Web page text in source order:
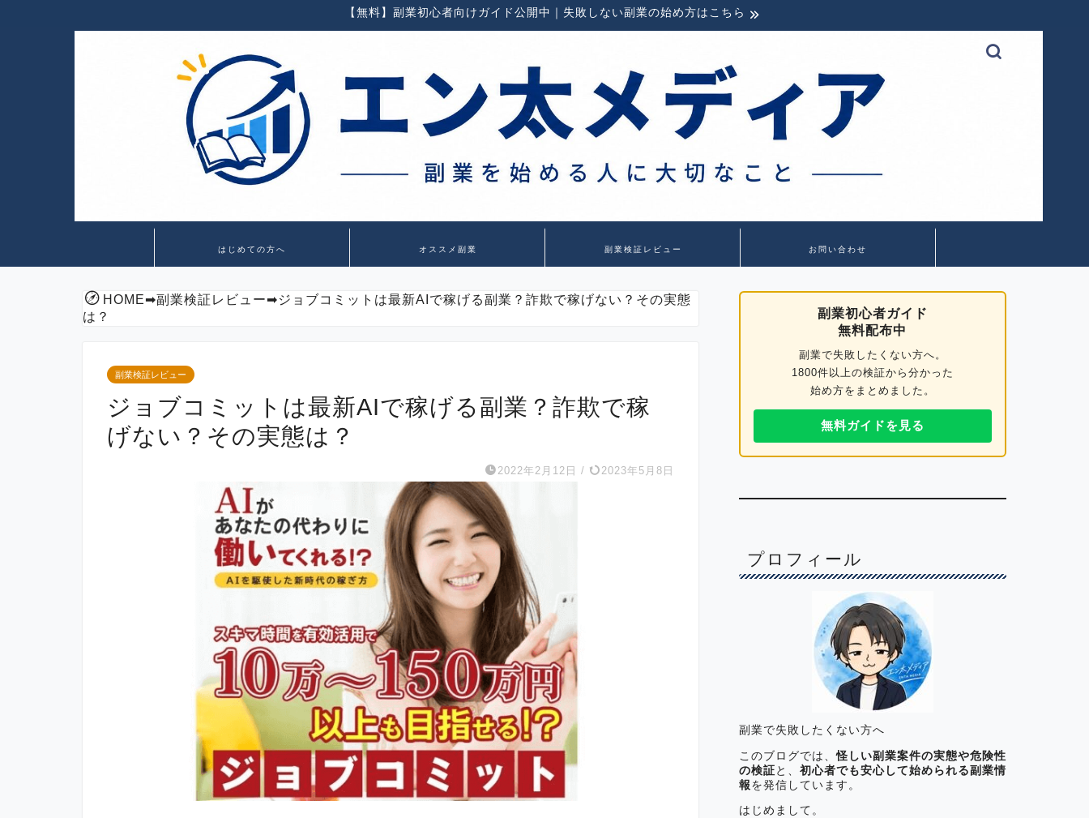
【無料】副業初心者向けガイド公開中｜失敗しない副業の始め方はこちら
はじめての方へ オススメ副業 副業検証レビュー お問い合わせ
HOME➡副業検証レビュー➡ジョブコミットは最新AIで稼げる副業？詐欺で稼げない？その実態
は？
副業検証レビュー
ジョブコミットは最新AIで稼げる副業？詐欺で稼
げない？その実態は？
2022年2月12日 / 2023年5月8日
副業初心者ガイド
無料配布中
副業で失敗したくない方へ。
1800件以上の検証から分かった
始め方をまとめました。
無料ガイドを見る
プロフィール
副業で失敗したくない方へ
このブログでは、怪しい副業案件の実態や危険性
の検証 と、 初心者でも安心して始められる副業情
報 を発信しています。
はじめまして。